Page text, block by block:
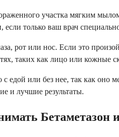
участка мягким
если только ваш врач
рот или нос. Если это
таких как лицо или кожные
едой или без нее, так как оно
и лучшие результаты.
Бетаметазон